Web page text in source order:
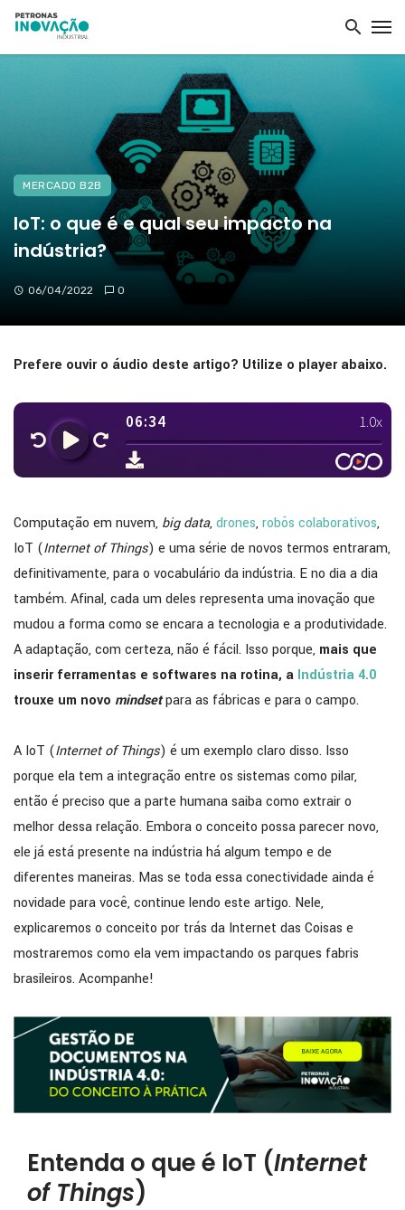
MERCADO B2B
IoT: o que é e qual seu impacto na
indústria?
06/04/2022 0
Prefere ouvir o áudio deste artigo? Utilize o player abaixo.
Computação em nuvem, big data,drones,robôs colaborativos,
IoT (Internet of Things) e uma série de novos termos entraram,
definitivamente, para o vocabulário da indústria. E no dia a dia
também. Afinal, cada um deles representa uma inovação que
mudou a forma como se encara a tecnologia e a produtividade.
A adaptação, com certeza, não é fácil. Isso porque, mais que
inserir ferramentas e softwares na rotina, a Indústria 4.0
trouxe um novo mindsetpara as fábricas e para o campo.
A IoT (Internet of Things) é um exemplo claro disso. Isso
porque ela tem a integração entre os sistemas como pilar,
então é preciso que a parte humana saiba como extrair o
melhor dessa relação. Embora o conceito possa parecer novo,
ele já está presente na indústria há algum tempo e de
diferentes maneiras. Mas se toda essa conectividade ainda é
novidade para você, continue lendo este artigo. Nele,
explicaremos o conceito por trás da Internet das Coisas e
mostraremos como ela vem impactando os parques fabris
brasileiros. Acompanhe!
Entenda o que é IoT (Internet
of Things)